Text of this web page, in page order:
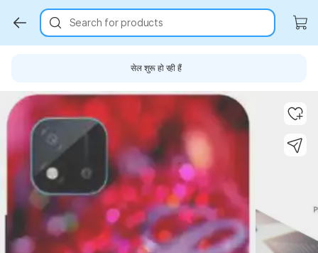
Search for products
सेल शुरू हो रही हैं
Key Highlights